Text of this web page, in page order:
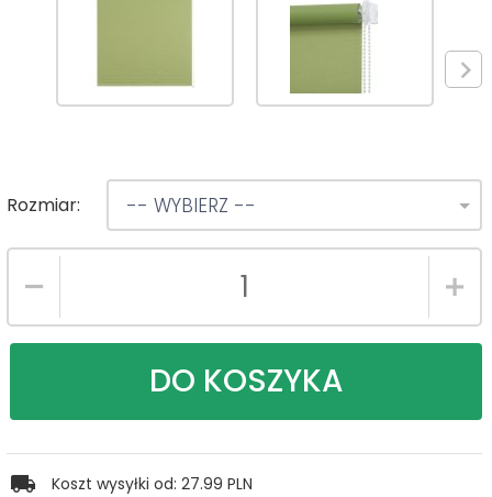
Rozmiar: -- WYBIERZ --
DO KOSZYKA
Koszt wysyłki od: 27.99 PLN